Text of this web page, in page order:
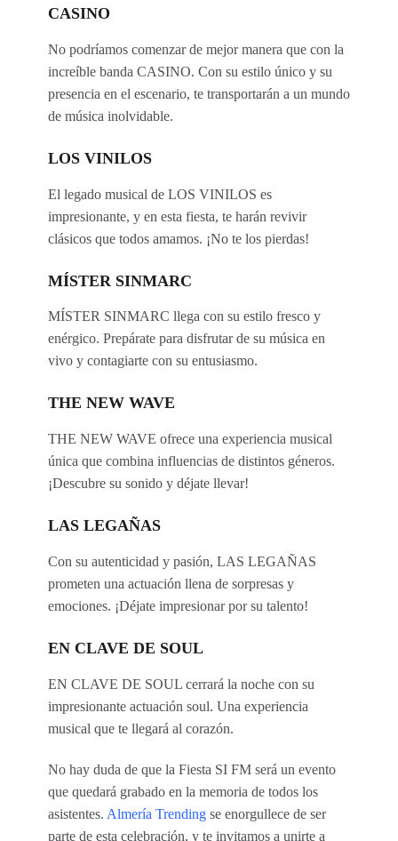
CASINO
No podríamos comenzar de mejor manera que con la
increíble banda CASINO. Con su estilo único y su
presencia en el escenario, te transportarán a un mundo
de música inolvidable.
LOS VINILOS
El legado musical de LOS VINILOS es
impresionante, y en esta fiesta, te harán revivir
clásicos que todos amamos. ¡No te los pierdas!
MÍSTER SINMARC
MÍSTER SINMARC llega con su estilo fresco y
enérgico. Prepárate para disfrutar de su música en
vivo y contagiarte con su entusiasmo.
THE NEW WAVE
THE NEW WAVE ofrece una experiencia musical
única que combina influencias de distintos géneros.
¡Descubre su sonido y déjate llevar!
LAS LEGAÑAS
Con su autenticidad y pasión, LAS LEGAÑAS
prometen una actuación llena de sorpresas y
emociones. ¡Déjate impresionar por su talento!
EN CLAVE DE SOUL
EN CLAVE DE SOUL cerrará la noche con su
impresionante actuación soul. Una experiencia
musical que te llegará al corazón.
No hay duda de que la Fiesta SI FM será un evento
que quedará grabado en la memoria de todos los
asistentes. Almería Trending se enorgullece de ser
parte de esta celebración, y te invitamos a unirte a